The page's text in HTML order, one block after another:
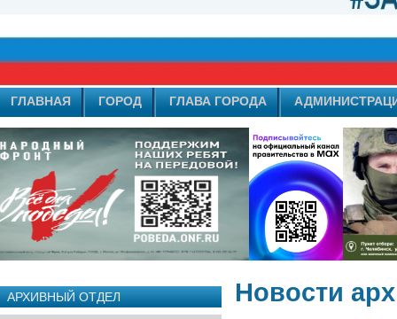
ГЛАВНАЯ ГОРОД ГЛАВА ГОРОДА
АРХИВНЫЙ ОТДЕЛ Новости